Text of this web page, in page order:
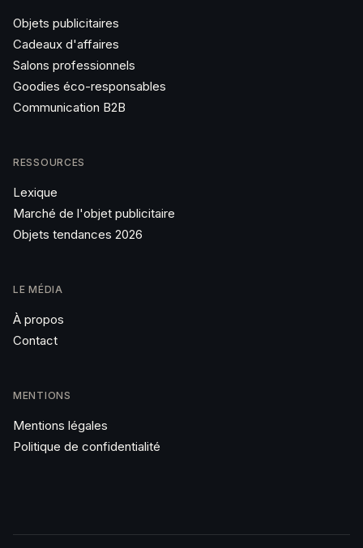
Objets publicitaires
Cadeaux d'affaires
Salons professionnels
Goodies éco-responsables
Communication B2B
RESSOURCES
Lexique
Marché de l'objet publicitaire
Objets tendances 2026
LE MÉDIA
À propos
Contact
MENTIONS
Mentions légales
Politique de confidentialité